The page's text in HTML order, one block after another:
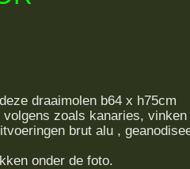
draaimolen b64 x h75cm
zoals kanaries,
brut alu ,
onder de foto.